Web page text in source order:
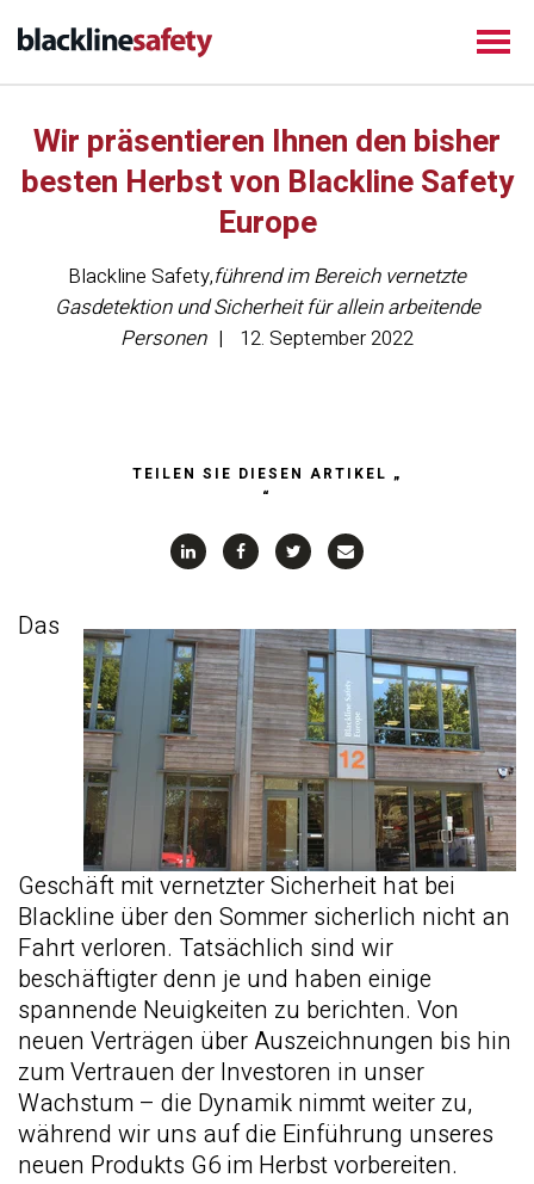
Wir präsentieren Ihnen den bisher
besten Herbst von Blackline Safety
Europe
Blackline Safety,führend im Bereich vernetzte
Gasdetektion und Sicherheit für allein arbeitende
Personen
12. September 2022
TEILEN SIE DIESEN ARTIKEL „
“
Das
Geschäft mit vernetzter Sicherheit hat bei
Blackline über den Sommer sicherlich nicht an
Fahrt verloren. Tatsächlich sind wir
beschäftigter denn je und haben einige
spannende Neuigkeiten zu berichten. Von
neuen Verträgen über Auszeichnungen bis hin
zum Vertrauen der Investoren in unser
Wachstum – die Dynamik nimmt weiter zu,
während wir uns auf die Einführung unseres
neuen Produkts G6 im Herbst vorbereiten.